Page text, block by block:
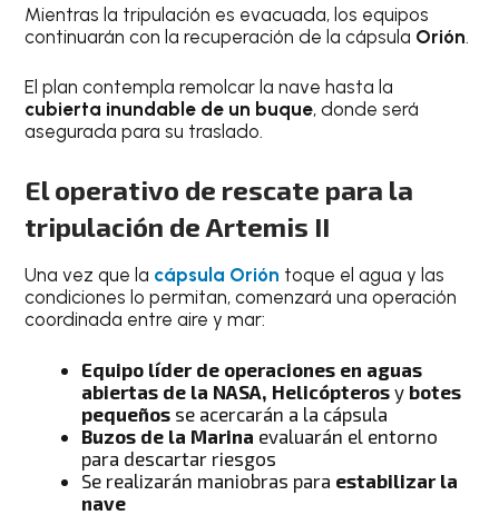
Mientras la tripulación es evacuada, los equipos
continuarán con la recuperación de la cápsula Orión.
El plan contempla remolcar la nave hasta la
cubierta inundable de un buque, donde será
asegurada para su traslado.
El operativo de rescate para la
tripulación de Artemis II
Una vez que la cápsula Orión toque el agua y las
condiciones lo permitan, comenzará una operación
coordinada entre aire y mar:
Equipo líder de operaciones en aguas
abiertas de la NASA, Helicópteros y botes
pequeños se acercarán a la cápsula
Buzos de la Marina evaluarán el entorno
para descartar riesgos
Se realizarán maniobras para estabilizar la
nave